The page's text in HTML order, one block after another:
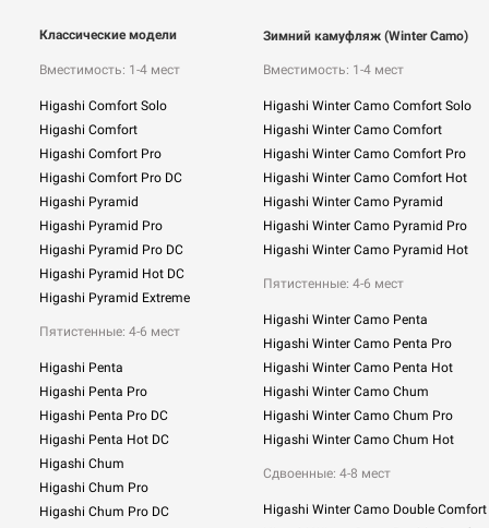
Классические модели
Вместимость: 1-4 мест
Higashi Comfort Solo
Higashi Comfort
Higashi Comfort Pro
Higashi Comfort Pro DC
Higashi Pyramid
Higashi Pyramid Pro
Higashi Pyramid Pro DC
Higashi Pyramid Hot DC
Higashi Pyramid Extreme
Пятистенные: 4-6 мест
Higashi Penta
Higashi Penta Pro
Higashi Penta Pro DC
Higashi Penta Hot DC
Higashi Chum
Higashi Chum Pro
Higashi Chum Pro DC
Зимний камуфляж (Winter Camo)
Вместимость: 1-4 мест
Higashi Winter Camo Comfort Solo
Higashi Winter Camo Comfort
Higashi Winter Camo Comfort Pro
Higashi Winter Camo Comfort Hot
Higashi Winter Camo Pyramid
Higashi Winter Camo Pyramid Pro
Higashi Winter Camo Pyramid Hot
Пятистенные: 4-6 мест
Higashi Winter Camo Penta
Higashi Winter Camo Penta Pro
Higashi Winter Camo Penta Hot
Higashi Winter Camo Chum
Higashi Winter Camo Chum Pro
Higashi Winter Camo Chum Hot
Сдвоенные: 4-8 мест
Higashi Winter Camo Double Comfort